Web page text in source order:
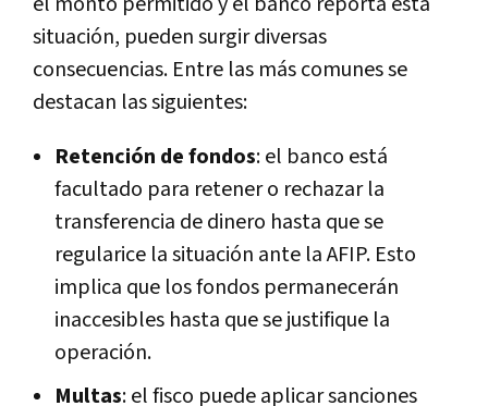
situación, pueden surgir diversas
consecuencias. Entre las más comunes se
destacan las siguientes:
Retención de fondos: el banco está
facultado para retener o rechazar la
transferencia de dinero hasta que se
regularice la situación ante la AFIP. Esto
implica que los fondos permanecerán
inaccesibles hasta que se justifique la
operación.
Multas: el fisco puede aplicar sanciones